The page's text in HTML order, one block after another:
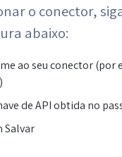
o conector,
abaixo:
ao seu conector (por
de API obtida no
Salvar